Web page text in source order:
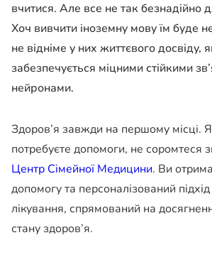
вчитися. Але все не так безнадійно
Хоч вивчити іноземну мову їм буде
не відніме у них життєвого досвіду,
забезпечується міцними стійкими
нейронами.
Здоров’я завжди на першому місці.
потребуєте допомоги, не соромтеся
Центр Сімейної Медицини. Ви
допомогу та персоналізований
лікування, спрямований на
стану здоров’я.